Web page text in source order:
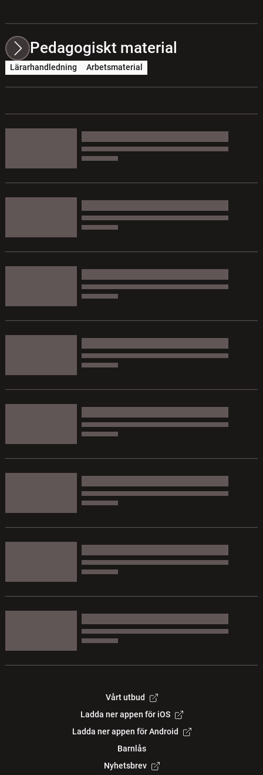
Pedagogiskt material
Lärarhandledning Arbetsmaterial
Vårt utbud
Ladda ner appen för iOS
Ladda ner appen för Android
Barnlås
Nyhetsbrev